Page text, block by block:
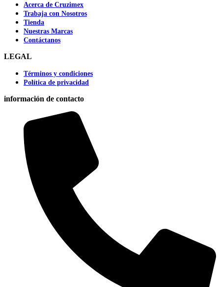
Acerca de Cruzimex
Trabaja con Nosotros
Tienda
Nuestras Marcas
Contáctanos
LEGAL
Términos y condiciones
Política de privacidad
información de contacto